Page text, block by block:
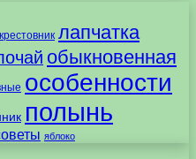
крестовник лапчатка
обыкновенная
особенности
полынь
яблоко